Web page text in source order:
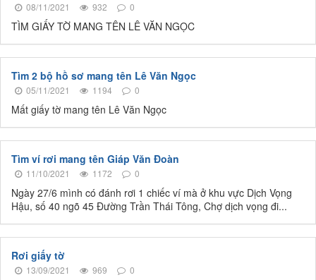
08/11/2021 932 0
TÌM GIẤY TỜ MANG TÊN LÊ VĂN NGỌC
Tìm 2 bộ hồ sơ mang tên Lê Văn Ngọc
05/11/2021 1194 0
Mất giấy tờ mang tên Lê Văn Ngọc
Tìm ví rơi mang tên Giáp Văn Đoàn
11/10/2021 1172 0
Ngày 27/6 mình có đánh rơi 1 chiếc ví mà ở khu vực Dịch Vọng
Hậu, số 40 ngõ 45 Đường Trần Thái Tông, Chợ dịch vọng đi...
Rơi giấy tờ
13/09/2021 969 0